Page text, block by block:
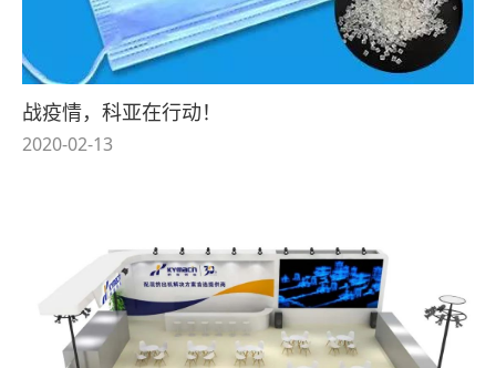
战疫情，科亚在行动！
2020-02-13